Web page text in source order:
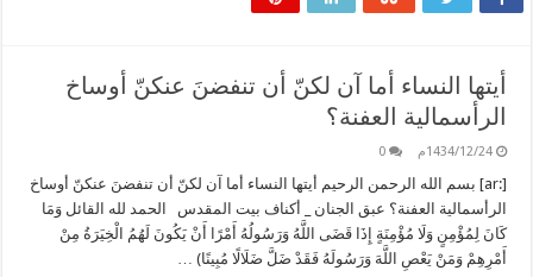
أيتها النساء أما آن لكنّ أن تنفضنَ عنكنّ أوساخ
الرأسمالية العفنة؟
1434/12/24م 0
[:ar] بسم الله الرحمن الرحيم أيتها النساء أما آن لكنّ أن تنفضنَ عنكنّ أوساخ
الرأسمالية العفنة؟ عبق الجنان _ أكناف بيت المقدس الحمد لله القائل وَمَا
كَانَ لِمُؤْمِنٍ وَلَا مُؤْمِنَةٍ إِذَا قَضَى اللَّهُ وَرَسُولُهُ أَمْرًا أَنْ يَكُونَ لَهُمُ الْخِيَرَةُ مِنْ
أَمْرِهِمْ وَمَنْ يَعْصِ اللَّهَ وَرَسُولَهُ فَقَدْ ضَلَّ ضَلَالًا مُبِينًا) …